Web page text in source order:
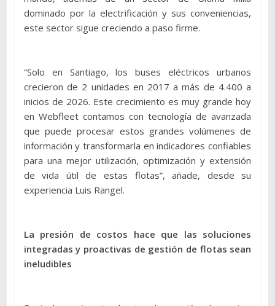
dominado por la electrificación y sus conveniencias,
este sector sigue creciendo a paso firme.
“Solo en Santiago, los buses eléctricos urbanos
crecieron de 2 unidades en 2017 a más de 4.400 a
inicios de 2026. Este crecimiento es muy grande hoy
en Webfleet contamos con tecnología de avanzada
que puede procesar estos grandes volúmenes de
información y transformarla en indicadores confiables
para una mejor utilización, optimización y extensión
de vida útil de estas flotas”, añade, desde su
experiencia Luis Rangel.
La presión de costos hace que las soluciones
integradas y proactivas de gestión de flotas sean
ineludibles